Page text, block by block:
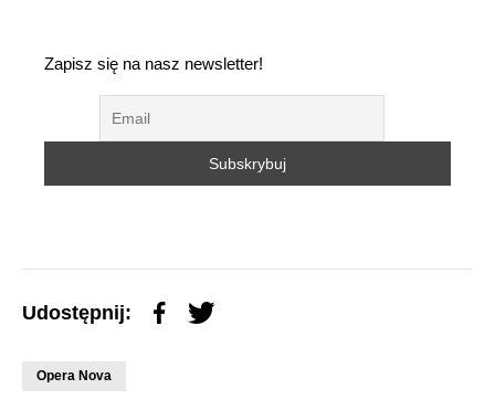
Zapisz się na nasz newsletter!
Udostępnij:
Opera Nova